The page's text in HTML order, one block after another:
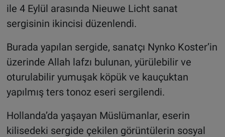
ile 4 Eylül arasında Nieuwe Licht sanat
sergisinin ikincisi düzenlendi.
Burada yapılan sergide, sanatçı Nynko Koster’in
üzerinde Allah lafzı bulunan, yürülebilir ve
oturulabilir yumuşak köpük ve kauçuktan
yapılmış ters tonoz eseri sergilendi.
Hollanda’da yaşayan Müslümanlar, eserin
kilisedeki sergide çekilen görüntülerin sosyal